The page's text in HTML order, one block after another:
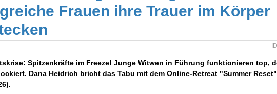
Frauen ihre Trauer im Körper
Spitzenkräfte im Freeze! Junge Witwen in Führung funktionieren top,
Dana Heidrich bricht das Tabu mit dem Online-Retreat "Summer Reset"